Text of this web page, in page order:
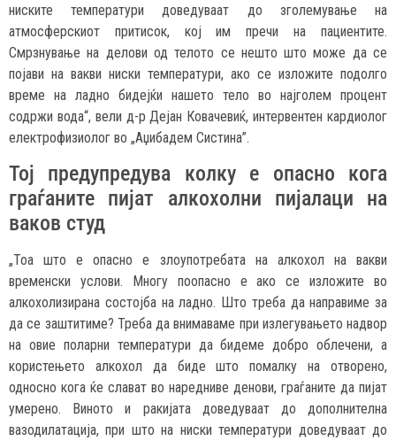
ниските температури доведуваат до зголемување на
атмосферскиот притисок, кој им пречи на пациентите.
Смрзнување на делови од телото се нешто што може да се
појави на вакви ниски температури, ако се изложите подолго
време на ладно бидејќи нашето тело во најголем процент
содржи вода“, вели д-р Дејан Ковачевиќ, интервентен кардиолог
електрофизиолог во „Аџибадем Систина”.
Тој предупредува колку е опасно кога
граѓаните пијат алкохолни пијалаци на
ваков студ
„Тоа што е опасно е злоупотребата на алкохол на вакви
временски услови. Многу поопасно е ако се изложите во
алкохолизирана состојба на ладно. Што треба да направиме за
да се заштитиме? Треба да внимаваме при излегувањето надвор
на овие поларни температури да бидеме добро облечени, а
користењето алкохол да биде што помалку на отворено,
односно кога ќе слават во наредниве денови, граѓаните да пијат
умерено. Виното и ракијата доведуваат до дополнителна
вазодилатација, при што на ниски температури доведуваат до